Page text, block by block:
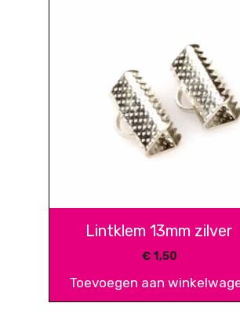
Lintklem 13mm zilver
€1,50
Toevoegen aan